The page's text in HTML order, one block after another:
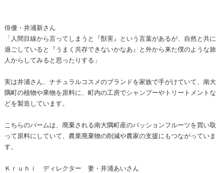
俳優・井浦新さん
「人間目線から言ってしまうと『獣害』という言葉があるが、自然と共に
過ごしていると『うまく共存できないかなあ』と外から来た僕のような旅
人からしてみると思ったりする」
実は井浦さん、ナチュラルコスメのブランドを家族で手がけていて、南大
隅町の植物や果物を原料に、町内の工房でシャンプーやトリートメントな
どを製造しています。
こちらのバームは、廃棄される南大隅町産のパッションフルーツを買い取
って原料にしていて、農業廃棄物の削減や農家の支援にもつながっていま
す。
Ｋｒｕｈｉ ディレクター 妻・井浦あいさん